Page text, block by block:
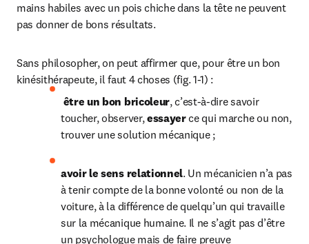
mains habiles avec un pois chiche dans la tête ne peuvent
pas donner de bons résultats.
Sans philosopher, on peut affirmer que, pour être un bon
kinésithérapeute, il faut 4 choses (fig. 1-1) :
être un bon bricoleur, c’est-à-dire savoir
toucher, observer, essayer ce qui marche ou non,
trouver une solution mécanique ;
avoir le sens relationnel. Un mécanicien n’a pas
à tenir compte de la bonne volonté ou non de la
voiture, à la différence de quelqu’un qui travaille
sur la mécanique humaine. Il ne s’agit pas d’être
un psychologue mais de faire preuve